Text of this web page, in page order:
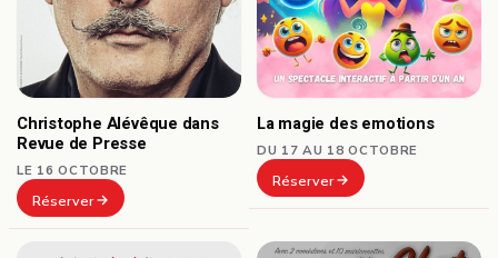
Christophe Alévêque dans
Revue de Presse
LE 16 OCTOBRE
Réserver
La magie des emotions
DU 17 AU 18 OCTOBRE
Réserver